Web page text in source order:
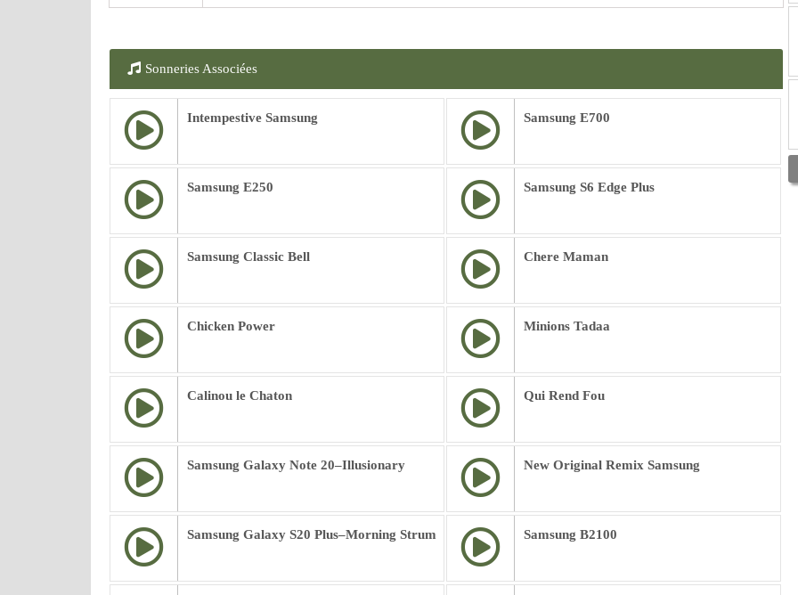
Sonneries Associées
Intempestive Samsung Samsung E700
Samsung E250 Samsung S6 Edge Plus
Samsung Classic Bell Chere Maman
Chicken Power Minions Tadaa
Calinou le Chaton Qui Rend Fou
Samsung Galaxy Note 20–Illusionary New Original Remix Samsung
Samsung Galaxy S20 Plus–Morning Strum Samsung B2100